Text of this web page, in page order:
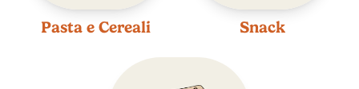
Pasta e Cereali Snack